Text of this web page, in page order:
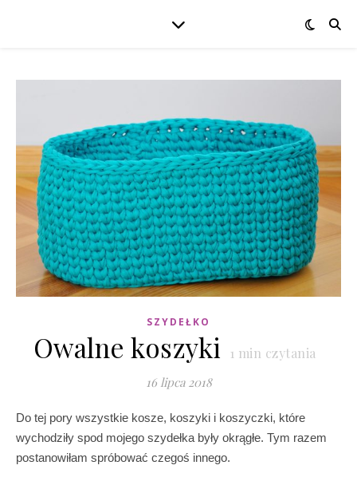
SZYDEŁKO
Owalne koszyki 1 min czytania
16 lipca 2018
Do tej pory wszystkie kosze, koszyki i koszyczki, które
wychodziły spod mojego szydełka były okrągłe. Tym razem
postanowiłam spróbować czegoś innego.